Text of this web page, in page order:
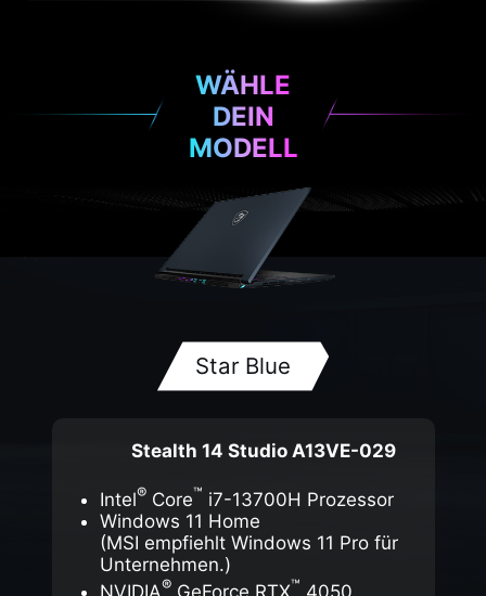
WÄHLE
DEIN
MODELL
Star Blue
Stealth 14 Studio A13VE-029
Intel®Core™ i7-13700H Prozessor
Windows 11 Home
(MSI empfiehlt Windows 11 Pro für
Unternehmen.)
NVIDIA®GeForce RTX™ 4050